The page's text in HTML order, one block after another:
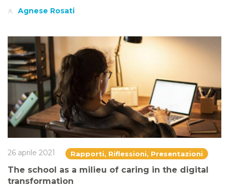
Agnese Rosati
26 aprile 2021 Rapporti, Riflessioni, Presentazioni
The school as a milieu of caring in the digital
transformation